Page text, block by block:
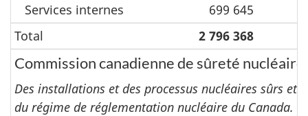
Services internes
699 645
Total
2 796 368
Commission canadienne de sûreté nucléaire
Des installations et des processus nucléaires sûrs et
du régime de réglementation nucléaire du Canada.